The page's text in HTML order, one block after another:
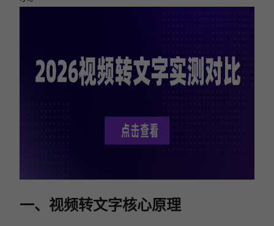
一、视频转文字核心原理